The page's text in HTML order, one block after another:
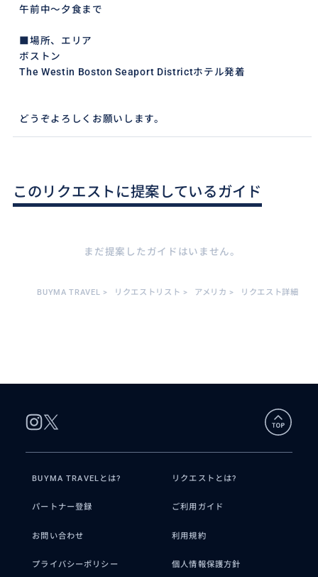
午前中〜夕食まで
■場所、エリア
ボストン
The Westin Boston Seaport Districtホテル発着
どうぞよろしくお願いします。
このリクエストに提案しているガイド
まだ提案したガイドはいません。
BUYMA TRAVEL > リクエストリスト > アメリカ > リクエスト詳細
BUYMA TRAVELとは? リクエストとは?
パートナー登録 ご利用ガイド
お問い合わせ 利用規約
プライバシーポリシー 個人情報保護方針